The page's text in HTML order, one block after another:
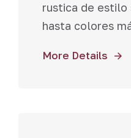
rustica de
hasta colores
More Details